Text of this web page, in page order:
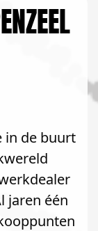
in de buurt
jaren één